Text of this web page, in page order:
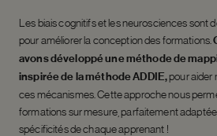
Les biais cognitifs et les neurosciences sont
pour améliorer la conception des formations.
avons développé une méthode de
inspirée de la méthode ADDIE,pour aider
ces mécanismes. Cette approche nous
formations sur mesure, parfaitement
spécificités de chaque apprenant !